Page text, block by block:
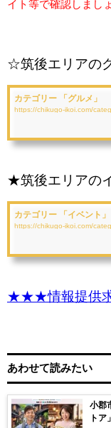
イト等で確認しまし
☆筑後エリアの
カテゴリー 「グルメ」
https://chikugo-ikoi.com/
★筑後エリアの
カテゴリー 「イベント」
https://chikugo-ikoi.com/
★★★情報提供
あわせて読みたい
小郡
トア